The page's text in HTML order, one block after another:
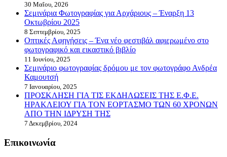
30 Μαΐου, 2026
Σεμινάρια Φωτογραφίας για Αρχάριους – Έναρξη 13
Οκτωβρίου 2025
8 Σεπτεμβρίου, 2025
Οπτικές Αφηγήσεις – Ένα νέο φεστιβάλ αφιερωμένο στο
φωτογραφικό και εικαστικό βιβλίο
11 Ιουνίου, 2025
Σεμινάριο φωτογραφίας δρόμου με τον φωτογράφο Ανδρέα
Καμουτσή
7 Ιανουαρίου, 2025
ΠΡΟΣΚΛΗΣΗ ΓΙΑ ΤΙΣ ΕΚΔΗΛΩΣΕΙΣ ΤΗΣ Ε.Φ.Ε.
ΗΡΑΚΛΕΙΟΥ ΓΙΑ ΤΟΝ ΕΟΡΤΑΣΜΟ ΤΩΝ 60 ΧΡΟΝΩΝ
ΑΠΟ ΤΗΝ ΙΔΡΥΣΗ ΤΗΣ
7 Δεκεμβρίου, 2024
Επικοινωνία